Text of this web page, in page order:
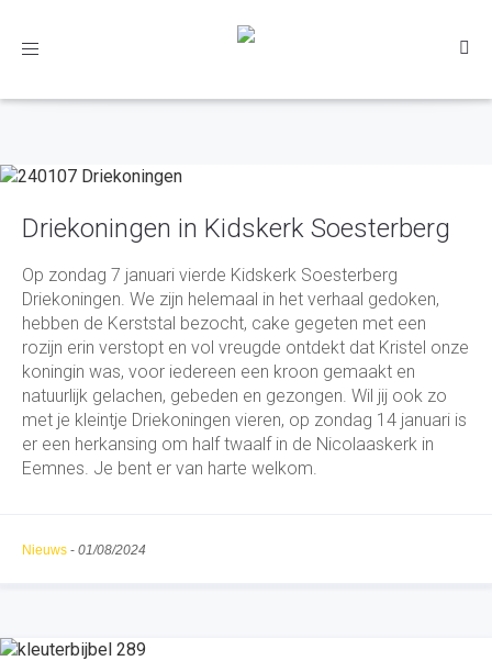
Toggle
Driekoningen in Kidskerk Soesterberg
Op zondag 7 januari vierde Kidskerk Soesterberg
Driekoningen. We zijn helemaal in het verhaal gedoken,
hebben de Kerststal bezocht, cake gegeten met een
rozijn erin verstopt en vol vreugde ontdekt dat Kristel onze
koningin was, voor iedereen een kroon gemaakt en
natuurlijk gelachen, gebeden en gezongen. Wil jij ook zo
met je kleintje Driekoningen vieren, op zondag 14 januari is
er een herkansing om half twaalf in de Nicolaaskerk in
Eemnes. Je bent er van harte welkom.
Nieuws - 01/08/2024